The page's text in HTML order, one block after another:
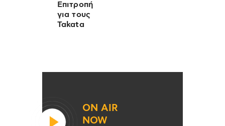
Επιτροπή
για τους
Takata
ON AIR
NOW